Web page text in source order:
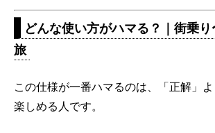
どんな使い方がハマる？｜街乗
旅
この仕様が一番ハマるのは、「正解」
楽しめる人です。